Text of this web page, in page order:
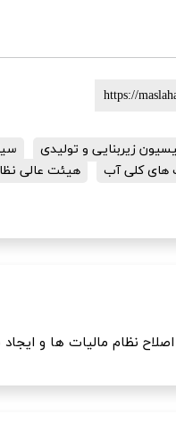
زیربنایی و تولیدی
کلی آب هیئت عالی
نظام مالیات ها و